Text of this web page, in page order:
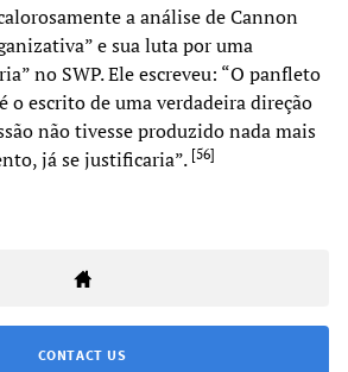
a análise de Cannon
e sua luta por uma
no SWP. Ele escreveu: “O panfleto
o escrito de uma verdadeira direção
não tivesse produzido nada mais
já se justificaria”. [56]
CONTACT US